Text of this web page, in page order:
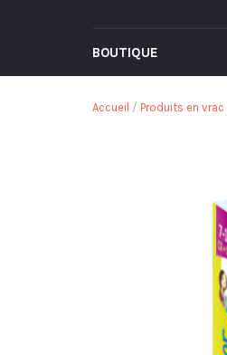
BOUTIQUE
Accueil / Produits en vrac